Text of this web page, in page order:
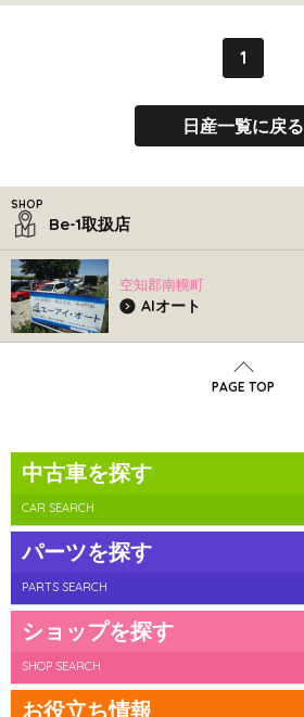
1
日産一覧に戻る
Be-1取扱店
空知郡南幌町
AIオート
PAGE TOP
中古車を探す
CAR SEARCH
パーツを探す
PARTS SEARCH
ショップを探す
SHOP SEARCH
お役立ち情報